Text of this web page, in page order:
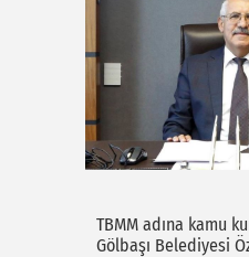
TBMM adına kamu
Gölbaşı Belediyesi